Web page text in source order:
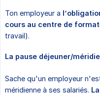
Ton employeur a
cours au centre de
travail).
La pause déjeuner/
Sache qu'un employeur
méridienne à ses salariés.